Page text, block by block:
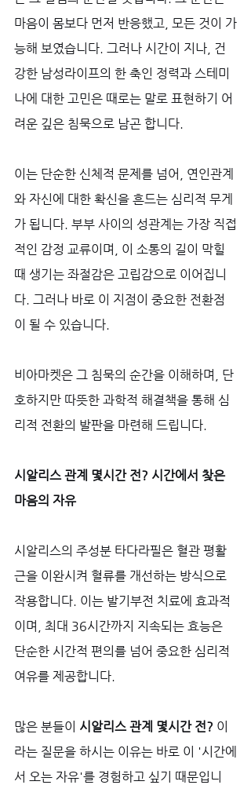
마음이 몸보다 먼저 반응했고, 모든 것이 가
능해 보였습니다. 그러나 시간이 지나, 건
강한 남성라이프의 한 축인 정력과 스테미
나에 대한 고민은 때로는 말로 표현하기 어
려운 깊은 침묵으로 남곤 합니다.
이는 단순한 신체적 문제를 넘어, 연인관계
와 자신에 대한 확신을 흔드는 심리적 무게
가 됩니다. 부부 사이의 성관계는 가장 직접
적인 감정 교류이며, 이 소통의 길이 막힐
때 생기는 좌절감은 고립감으로 이어집니
다. 그러나 바로 이 지점이 중요한 전환점
이 될 수 있습니다.
비아마켓은 그 침묵의 순간을 이해하며, 단
호하지만 따뜻한 과학적 해결책을 통해 심
리적 전환의 발판을 마련해 드립니다.
시알리스 관계 몇시간 전? 시간에서 찾은
마음의 자유
시알리스의 주성분 타다라필은 혈관 평활
근을 이완시켜 혈류를 개선하는 방식으로
작용합니다. 이는 발기부전 치료에 효과적
이며, 최대 36시간까지 지속되는 효능은
단순한 시간적 편의를 넘어 중요한 심리적
여유를 제공합니다.
많은 분들이 시알리스 관계 몇시간 전? 이
라는 질문을 하시는 이유는 바로 이 '시간에
서 오는 자유'를 경험하고 싶기 때문입니